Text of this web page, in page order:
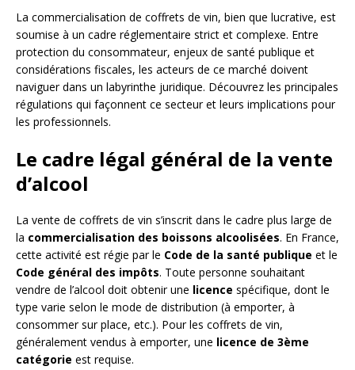
La commercialisation de coffrets de vin, bien que lucrative, est
soumise à un cadre réglementaire strict et complexe. Entre
protection du consommateur, enjeux de santé publique et
considérations fiscales, les acteurs de ce marché doivent
naviguer dans un labyrinthe juridique. Découvrez les principales
régulations qui façonnent ce secteur et leurs implications pour
les professionnels.
Le cadre légal général de la vente
d’alcool
La vente de coffrets de vin s’inscrit dans le cadre plus large de
la commercialisation des boissons alcoolisées. En France,
cette activité est régie par le Code de la santé publique et le
Code général des impôts. Toute personne souhaitant
vendre de l’alcool doit obtenir une licence spécifique, dont le
type varie selon le mode de distribution (à emporter, à
consommer sur place, etc.). Pour les coffrets de vin,
généralement vendus à emporter, une licence de 3ème
catégorie est requise.